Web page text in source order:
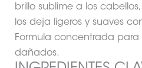
brillo sublime a los
los deja ligeros y suaves
Formula concentrada para
dañados.